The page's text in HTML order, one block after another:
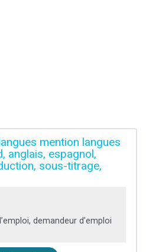
mention langues
anglais, espagnol,
sous-titrage,
demandeur d’emploi